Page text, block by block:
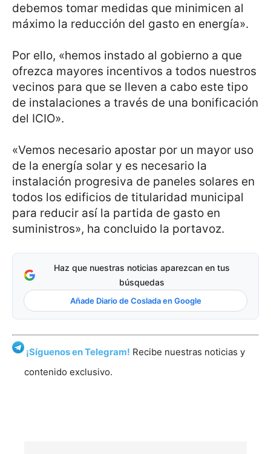
debemos tomar medidas que minimicen al
máximo la reducción del gasto en energía».
Por ello, «hemos instado al gobierno a que
ofrezca mayores incentivos a todos nuestros
vecinos para que se lleven a cabo este tipo
de instalaciones a través de una bonificación
del ICIO».
«Vemos necesario apostar por un mayor uso
de la energía solar y es necesario la
instalación progresiva de paneles solares en
todos los edificios de titularidad municipal
para reducir así la partida de gasto en
suministros», ha concluido la portavoz.
Haz que nuestras noticias aparezcan en tus
búsquedas
Añade Diario de Coslada en Google
¡Síguenos en Telegram! Recibe nuestras noticias y
contenido exclusivo.